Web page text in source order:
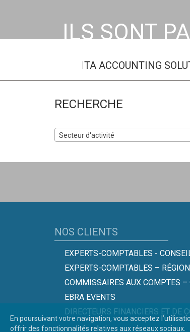
ILS SONT
ADDVENTA ACCOUNTING SOLUTIONS
RECHERCHE
Secteur d'activité
NOS CLIENTS
EXPERTS-COMPTABLES -
EXPERTS-COMPTABLES –
COMMISSAIRES AUX COMPTES –
EBRA EVENTS
DIRECTEURS FINANCIERS ET DE
En poursuivant votre navigation, vous acceptez
offrir des fonctionnalités relatives aux réseaux sociaux.